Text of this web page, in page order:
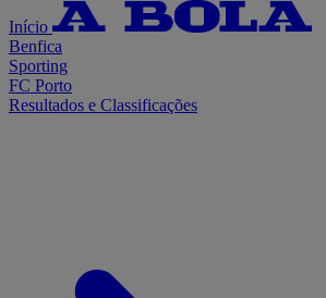
Início
Benfica
Sporting
FC Porto
Resultados e Classificações